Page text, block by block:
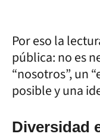
Por eso la
pública: no es
“nosotros”, un
posible y una
Diversidad